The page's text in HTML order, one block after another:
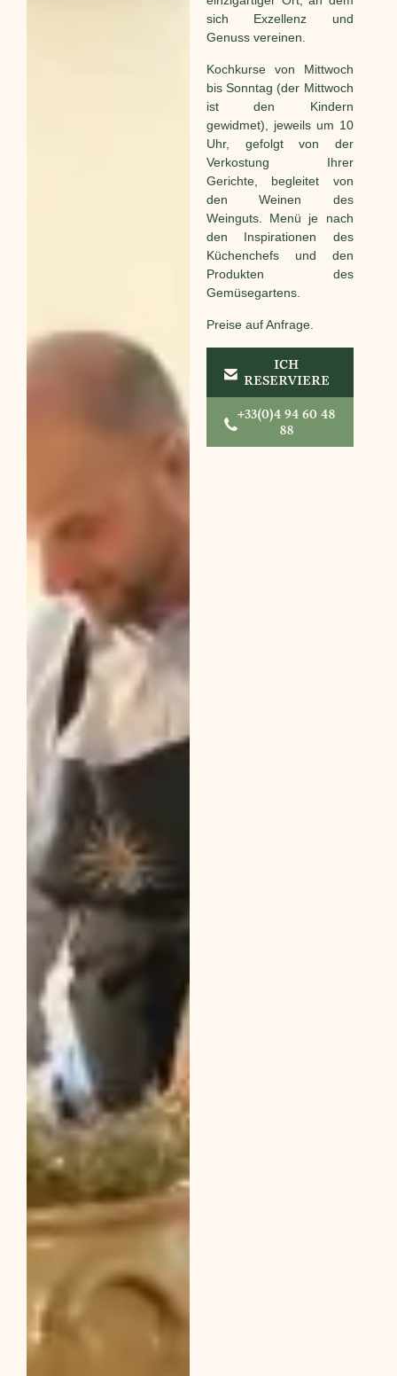
sich Exzellenz und
Genuss vereinen.
Kochkurse von Mittwoch
bis Sonntag (der Mittwoch
ist den Kindern
gewidmet), jeweils um 10
Uhr, gefolgt von der
Verkostung Ihrer
Gerichte, begleitet von
den Weinen des
Weinguts. Menü je nach
den Inspirationen des
Küchenchefs und den
Produkten des
Gemüsegartens.
Preise auf Anfrage.
ICH
RESERVIERE
+33(0)4 94 60 48
88